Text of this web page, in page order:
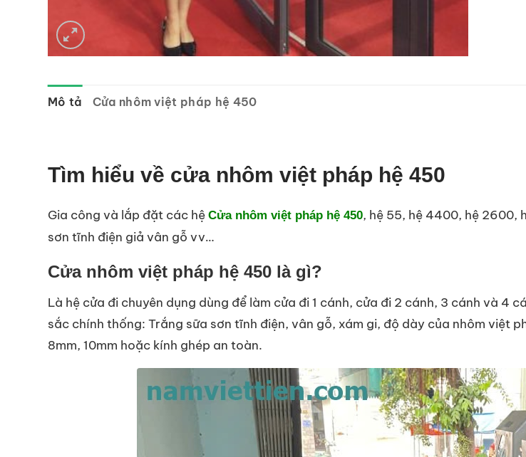
Mô tả Cửa nhôm việt pháp hệ 450
Tìm hiểu về cửa nhôm việt pháp hệ 450
Gia công và lắp đặt các hệ Cửa nhôm việt pháp hệ 450, hệ 55, hệ 4400, hệ 2600,
sơn tĩnh điện giả vân gỗ vv…
Cửa nhôm việt pháp hệ 450 là gì?
Là hệ cửa đi chuyên dụng dùng để làm cửa đi 1 cánh, cửa đi 2 cánh, 3 cánh và 4
sắc chính thống: Trắng sữa sơn tĩnh điện, vân gỗ, xám gi, độ dày của nhôm việt
8mm, 10mm hoặc kính ghép an toàn.